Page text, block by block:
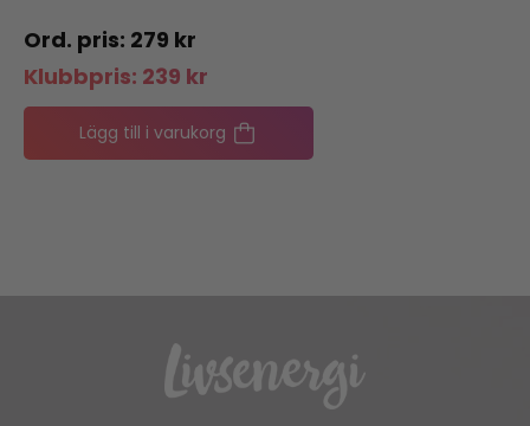
279 kr
Klubbpris: 239 kr
Lägg till i varukorg